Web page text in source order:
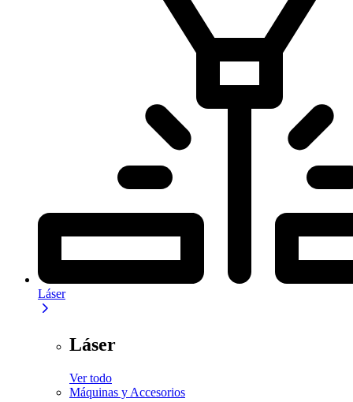
Láser
Láser
Ver todo
Máquinas y Accesorios